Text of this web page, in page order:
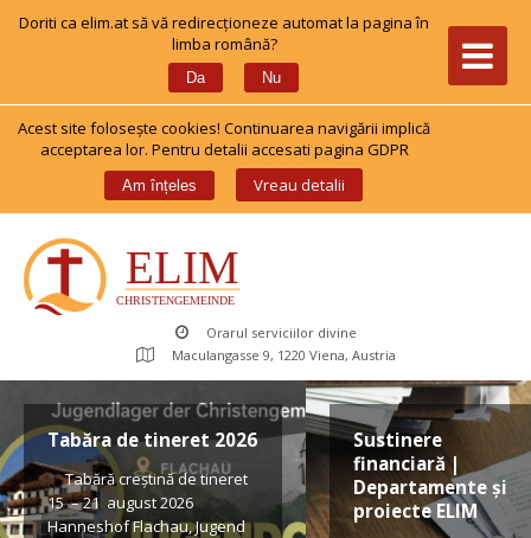
Doriti ca elim.at să vă redirecționeze automat la pagina în
limba română?
Da Nu
Acest site foloseşte cookies! Continuarea navigării implică
acceptarea lor. Pentru detalii accesati pagina GDPR
Am înțele Vreau detalii
Orarul serviciilor divine
Maculangasse 9, 1220 Viena, Austria
Tabăra de tineret 2026
Tabără creștină de tineret
15 – 21 august 2026
Hanneshof Flachau, Jugend
Sustinere
financiară |
Departamente și
proiecte ELIM